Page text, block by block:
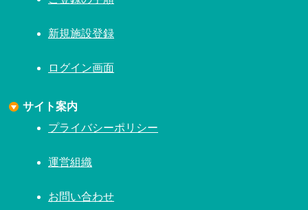
新規施設登録
ログイン画面
サイト案内
プライバシーポリシー
運営組織
お問い合わせ